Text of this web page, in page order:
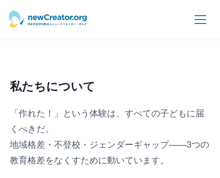
私たちについて
「作れた！」という体験は、すべての子どもに届
くべきだ。
地域格差・不登校・ジェンダーギャップ——3つの
教育格差をなくすために動いています。